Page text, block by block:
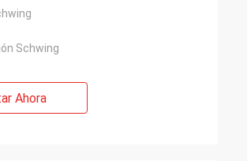
Schwing
Ahora